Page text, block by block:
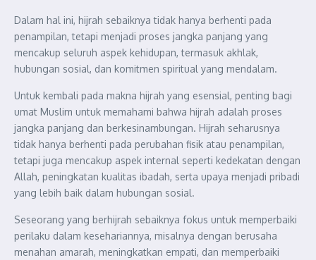
Dalam hal ini, hijrah sebaiknya tidak hanya berhenti pada
penampilan, tetapi menjadi proses jangka panjang yang
mencakup seluruh aspek kehidupan, termasuk akhlak,
hubungan sosial, dan komitmen spiritual yang mendalam.
Untuk kembali pada makna hijrah yang esensial, penting bagi
umat Muslim untuk memahami bahwa hijrah adalah proses
jangka panjang dan berkesinambungan. Hijrah seharusnya
tidak hanya berhenti pada perubahan fisik atau penampilan,
tetapi juga mencakup aspek internal seperti kedekatan dengan
Allah, peningkatan kualitas ibadah, serta upaya menjadi pribadi
yang lebih baik dalam hubungan sosial.
Seseorang yang berhijrah sebaiknya fokus untuk memperbaiki
perilaku dalam kesehariannya, misalnya dengan berusaha
menahan amarah, meningkatkan empati, dan memperbaiki